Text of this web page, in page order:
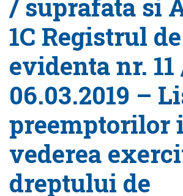
/ suprafata si
1C Registrul de
evidenta nr. 11
06.03.2019 –
preemptorilor
vederea
dreptului de